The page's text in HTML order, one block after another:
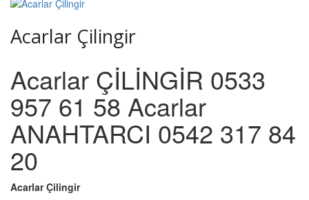
Acarlar Çilingir
Acarlar ÇİLİNGİR 0533
957 61 58 Acarlar
ANAHTARCI 0542 317 84
20
Acarlar Çilingir